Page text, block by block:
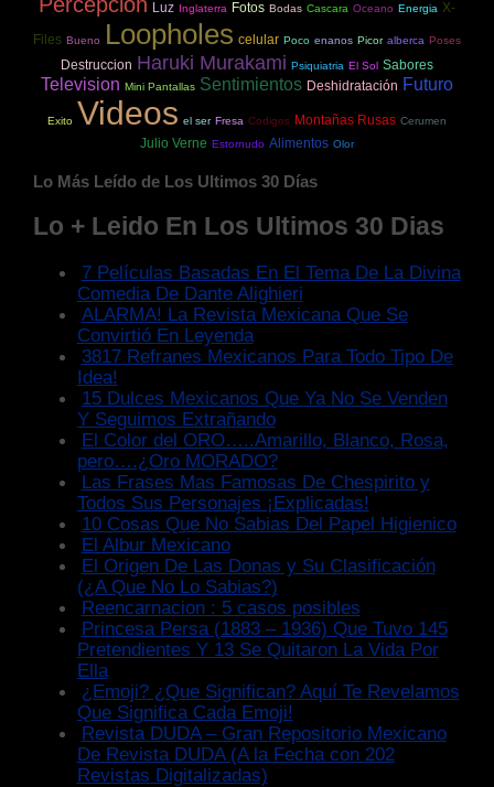
Luz Inglaterra Fotos Bodas Cascara Oceano Energia X-
Files Bueno Loopholes celular Poco enanos Picor alberca Poses
Destruccion Haruki Murakami Psiquiatria El Sol Sabores
Television Mini Pantallas Sentimientos Deshidratación Futuro
Exito Videos el ser Fresa Codigos Montañas Rusas Cerumen
Julio Verne Estornudo Alimentos Olor
Lo Más Leído de Los Ultimos 30 Días
Lo + Leido En Los Ultimos 30 Dias
7 Películas Basadas En El Tema De La Divina
Comedia De Dante Alighieri
ALARMA! La Revista Mexicana Que Se
Convirtió En Leyenda
3817 Refranes Mexicanos Para Todo Tipo De
Idea!
15 Dulces Mexicanos Que Ya No Se Venden
Y Seguimos Extrañando
El Color del ORO…..Amarillo, Blanco, Rosa,
pero….¿Oro MORADO?
Las Frases Mas Famosas De Chespirito y
Todos Sus Personajes ¡Explicadas!
10 Cosas Que No Sabias Del Papel Higienico
El Albur Mexicano
El Origen De Las Donas y Su Clasificación
(¿A Que No Lo Sabias?)
Reencarnacion : 5 casos posibles
Princesa Persa (1883 – 1936) Que Tuvo 145
Pretendientes Y 13 Se Quitaron La Vida Por
Ella
¿Emoji? ¿Que Significan? Aquí Te Revelamos
Que Significa Cada Emoji!
Revista DUDA – Gran Repositorio Mexicano
De Revista DUDA (A la Fecha con 202
Revistas Digitalizadas)